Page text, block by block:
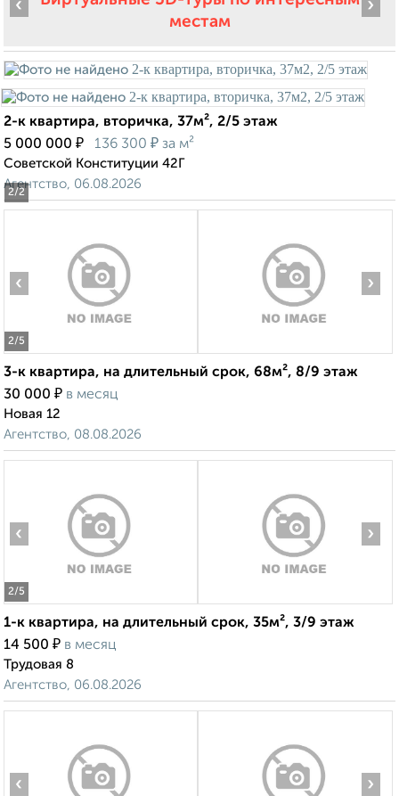
местам
2/2
‹ ›
2-к квартира, вторичка, 37м², 2/5 этаж
5 000 000 ₽ 136 300 ₽ за м²
Советской Конституции 42Г
Агентство, 06.08.2026
2/5
‹ ›
3-к квартира, на длительный срок, 68м², 8/9 этаж
30 000 ₽ в месяц
Новая 12
Агентство, 08.08.2026
2/5
‹ ›
1-к квартира, на длительный срок, 35м², 3/9 этаж
14 500 ₽ в месяц
Трудовая 8
Агентство, 06.08.2026
‹ ›